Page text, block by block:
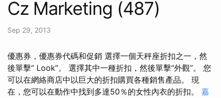
Cz Marketing (487)
Sep 29, 2013
優惠券，優惠券代碼和促銷 選擇一個天秤座折扣之一，然
後單擊“ Look”。 選擇其中一種折扣，然後單擊“外觀”。 您
可以在網絡商店中以巨大的折扣購買各種銷售產品。 現
在，您可以在動作中找到多達50％的女性內衣的折扣。 嘉